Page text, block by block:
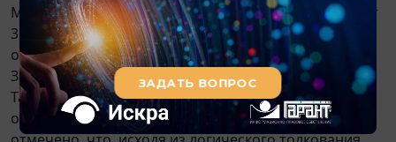
Московского округа от 05.12.2012 N Ф05-13776/12, от
31.05.2011 NКА-А40/4466-11-2 , ФАС Поволжского
округа от 28.08.2008 NА65-20868/07, ФАС Северо-
Западного округа от 01.06.2009 N А56-33207/2008).
Так, например, впостановленииФАС Московского
округа от 12.10.2010 N КА-А40/12233-10 было